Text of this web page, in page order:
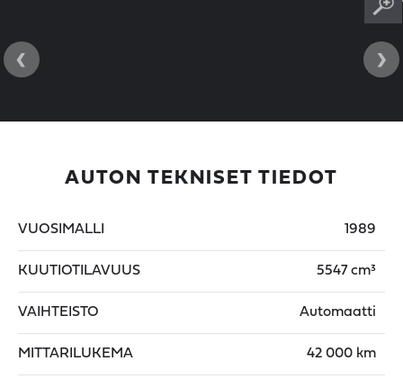
‹ ›
AUTON TEKNISET TIEDOT
VUOSIMALLI 1989
KUUTIOTILAVUUS 5547 cm³
VAIHTEISTO Automaatti
MITTARILUKEMA 42 000 km